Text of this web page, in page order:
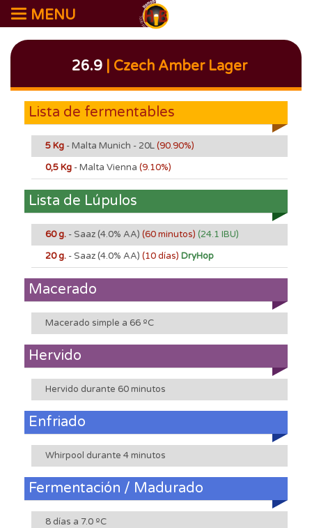
MENU
26.9 | Czech Amber Lager
Lista de fermentables
5 Kg - Malta Munich - 20L(90.90%)
0,5 Kg - Malta Vienna (9.10%)
Lista de Lúpulos
60 g. - Saaz (4.0% AA) (60 minutos) (24.1 IBU)
20 g. - Saaz(4.0% AA) (10 días) DryHop
Macerado
Macerado simple a 66 ºC
Hervido
Hervido durante 60 minutos
Enfriado
Whirpool durante 4 minutos
Fermentación / Madurado
8 días a 7.0 ºC